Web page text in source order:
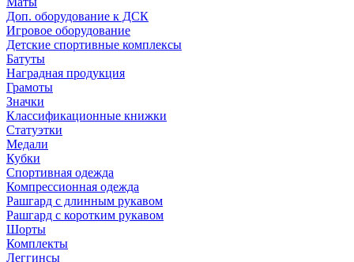
Доп. оборудование к ДСК
Игровое оборудование
Детские спортивные комплексы
Батуты
Наградная продукция
Грамоты
Значки
Классификационные книжки
Статуэтки
Медали
Кубки
Спортивная одежда
Компрессионная одежда
Рашгард с длинным рукавом
Рашгард с коротким рукавом
Шорты
Комплекты
Леггинсы